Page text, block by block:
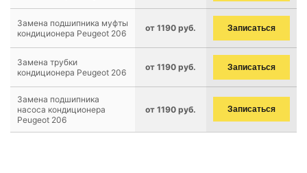
Замена подшипника муфты
кондиционера Peugeot 206
от 1190 руб. Записаться
Замена трубки
кондиционера Peugeot 206
от 1190 руб. Записаться
Замена подшипника
насоса кондиционера
Peugeot 206
от 1190 руб. Записаться